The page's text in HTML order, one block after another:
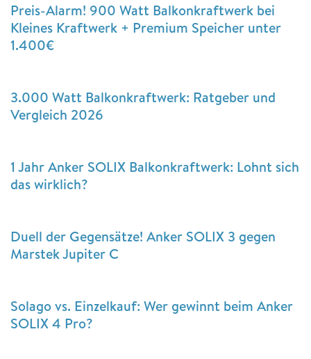
Preis-Alarm! 900 Watt Balkonkraftwerk bei
Kleines Kraftwerk + Premium Speicher unter
1.400€
3.000 Watt Balkonkraftwerk: Ratgeber und
Vergleich 2026
1 Jahr Anker SOLIX Balkonkraftwerk: Lohnt sich
das wirklich?
Duell der Gegensätze! Anker SOLIX 3 gegen
Marstek Jupiter C
Solago vs. Einzelkauf: Wer gewinnt beim Anker
SOLIX 4 Pro?